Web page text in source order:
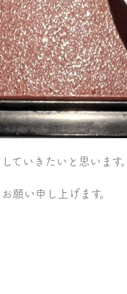
ていきたいと思います。
願い申し上げます。